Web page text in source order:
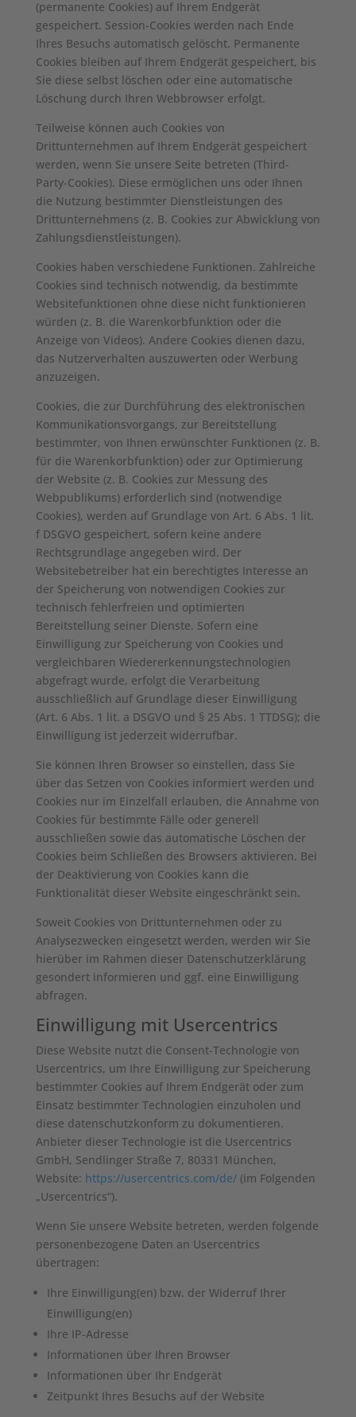
(permanente Cookies) auf Ihrem Endgerät
gespeichert. Session-Cookies werden nach Ende
Ihres Besuchs automatisch gelöscht. Permanente
Cookies bleiben auf Ihrem Endgerät gespeichert, bis
Sie diese selbst löschen oder eine automatische
Löschung durch Ihren Webbrowser erfolgt.
Teilweise können auch Cookies von
Drittunternehmen auf Ihrem Endgerät gespeichert
werden, wenn Sie unsere Seite betreten (Third-
Party-Cookies). Diese ermöglichen uns oder Ihnen
die Nutzung bestimmter Dienstleistungen des
Drittunternehmens (z. B. Cookies zur Abwicklung von
Zahlungsdienstleistungen).
Cookies haben verschiedene Funktionen. Zahlreiche
Cookies sind technisch notwendig, da bestimmte
Websitefunktionen ohne diese nicht funktionieren
würden (z. B. die Warenkorbfunktion oder die
Anzeige von Videos). Andere Cookies dienen dazu,
das Nutzerverhalten auszuwerten oder Werbung
anzuzeigen.
Cookies, die zur Durchführung des elektronischen
Kommunikationsvorgangs, zur Bereitstellung
bestimmter, von Ihnen erwünschter Funktionen (z. B.
für die Warenkorbfunktion) oder zur Optimierung
der Website (z. B. Cookies zur Messung des
Webpublikums) erforderlich sind (notwendige
Cookies), werden auf Grundlage von Art. 6 Abs. 1 lit.
f DSGVO gespeichert, sofern keine andere
Rechtsgrundlage angegeben wird. Der
Websitebetreiber hat ein berechtigtes Interesse an
der Speicherung von notwendigen Cookies zur
technisch fehlerfreien und optimierten
Bereitstellung seiner Dienste. Sofern eine
Einwilligung zur Speicherung von Cookies und
vergleichbaren Wiedererkennungstechnologien
abgefragt wurde, erfolgt die Verarbeitung
ausschließlich auf Grundlage dieser Einwilligung
(Art. 6 Abs. 1 lit. a DSGVO und § 25 Abs. 1 TTDSG); die
Einwilligung ist jederzeit widerrufbar.
Sie können Ihren Browser so einstellen, dass Sie
über das Setzen von Cookies informiert werden und
Cookies nur im Einzelfall erlauben, die Annahme von
Cookies für bestimmte Fälle oder generell
ausschließen sowie das automatische Löschen der
Cookies beim Schließen des Browsers aktivieren. Bei
der Deaktivierung von Cookies kann die
Funktionalität dieser Website eingeschränkt sein.
Soweit Cookies von Drittunternehmen oder zu
Analysezwecken eingesetzt werden, werden wir Sie
hierüber im Rahmen dieser Datenschutzerklärung
gesondert informieren und ggf. eine Einwilligung
abfragen.
Einwilligung mit Usercentrics
Diese Website nutzt die Consent-Technologie von
Usercentrics, um Ihre Einwilligung zur Speicherung
bestimmter Cookies auf Ihrem Endgerät oder zum
Einsatz bestimmter Technologien einzuholen und
diese datenschutzkonform zu dokumentieren.
Anbieter dieser Technologie ist die Usercentrics
GmbH, Sendlinger Straße 7, 80331 München,
Website: https://usercentrics.com/de/(im Folgenden
„Usercentrics“).
Wenn Sie unsere Website betreten, werden folgende
personenbezogene Daten an Usercentrics
übertragen:
Ihre Einwilligung(en) bzw. der Widerruf Ihrer
Einwilligung(en)
Ihre IP-Adresse
Informationen über Ihren Browser
Informationen über Ihr Endgerät
Zeitpunkt Ihres Besuchs auf der Website